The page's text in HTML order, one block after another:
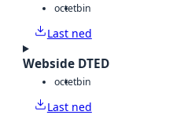
octetbin
Last ned
Webside DTED
octetbin
Last ned